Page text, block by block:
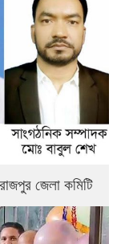
জেলা কমিটি